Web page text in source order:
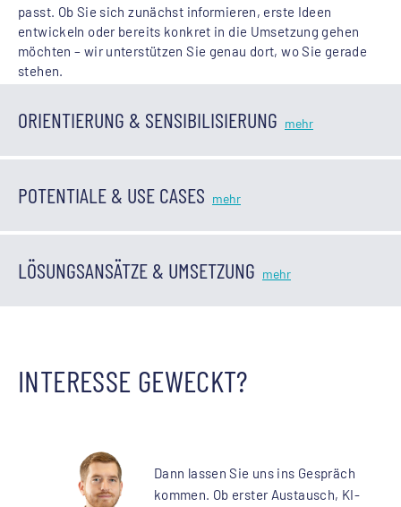
passt. Ob Sie sich zunächst informieren, erste Ideen
entwickeln oder bereits konkret in die Umsetzung gehen
möchten – wir unterstützen Sie genau dort, wo Sie gerade
stehen.
ORIENTIERUNG & SENSIBILISIERUNG
POTENTIALE & USE CASES
LÖSUNGSANSÄTZE & UMSETZUNG
INTERESSE GEWECKT?
Dann lassen Sie uns ins Gespräch
kommen. Ob erster Austausch, KI-